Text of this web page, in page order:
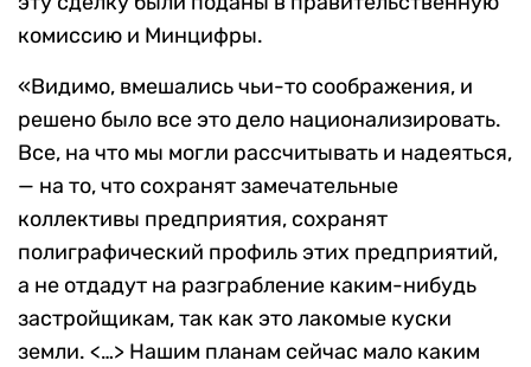
комиссию и Минцифры.
«Видимо, вмешались чьи-то соображения, и
решено было все это дело национализировать.
Все, на что мы могли рассчитывать и надеяться,
— на то, что сохранят замечательные
коллективы предприятия, сохранят
полиграфический профиль этих предприятий,
а не отдадут на разграбление каким-нибудь
застройщикам, так как это лакомые куски
земли. <…> Нашим планам сейчас мало каким